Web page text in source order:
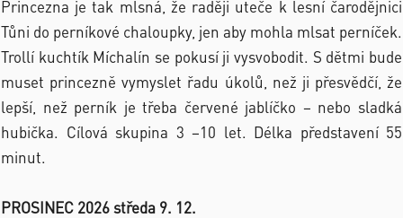
Princezna je tak mlsná, že raději uteče k lesní čarodějnici
Tůni do perníkové chaloupky, jen aby mohla mlsat perníček.
Trollí kuchtík Míchalín se pokusí ji vysvobodit. S dětmi bude
muset princezně vymyslet řadu úkolů, než ji přesvědčí, že
lepší, než perník je třeba červené jablíčko – nebo sladká
hubička. Cílová skupina 3 –10 let. Délka představení 55
minut.
PROSINEC 2026 středa 9. 12.